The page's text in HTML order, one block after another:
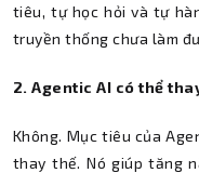
tiêu, tự học hỏi và tự
truyền thống chưa làm
2. Agentic AI có thể
Không. Mục tiêu của
thay thế. Nó giúp tăng